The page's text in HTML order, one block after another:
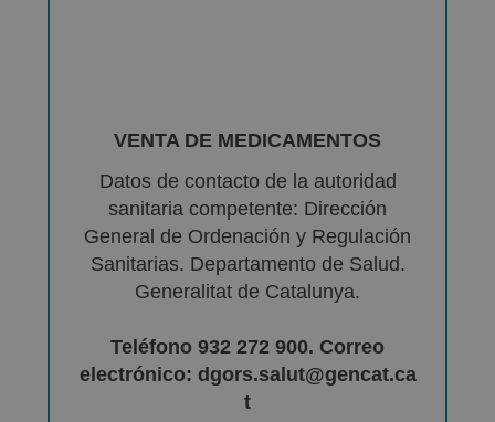
VENTA DE MEDICAMENTOS
Datos de contacto de la autoridad
sanitaria competente: Dirección
General de Ordenación y Regulación
Sanitarias. Departamento de Salud.
Generalitat de Catalunya.
Teléfono 932 272 900. Correo
electrónico: dgors.salut@gencat.ca
t